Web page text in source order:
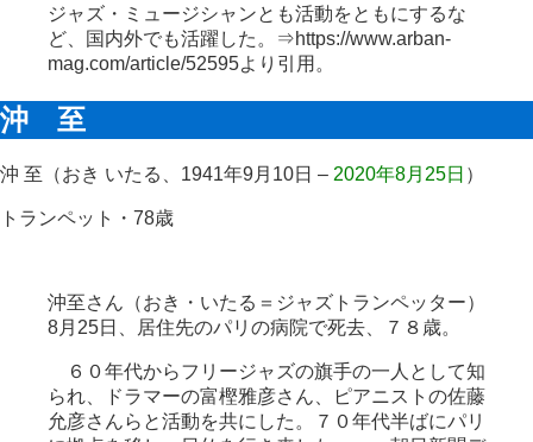
ジャズ・ミュージシャンとも活動をともにするな
ど、国内外でも活躍した。⇒https://www.arban-
mag.com/article/52595より引用。
沖 至
沖 至（おき いたる、1941年9月10日 – 2020年8月25日 ）
トランペット・78歳
沖至さん（おき・いたる＝ジャズトランペッター）
8月25日、居住先のパリの病院で死去、７８歳。
６０年代からフリージャズの旗手の一人として知
られ、ドラマーの富樫雅彦さん、ピアニストの佐藤
允彦さんらと活動を共にした。７０年代半ばにパリ